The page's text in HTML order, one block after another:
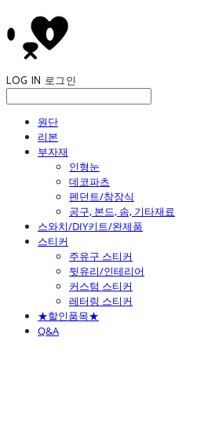
LOG IN 로그인
원단
리본
부자재
인형눈
데코파츠
펜던트/참장식
공구, 본드, 솜, 기타재료
스와치/DIY키트/완제품
스티커
주유구 스티커
뒷유리/인테리어
커스텀 스티커
레터링 스티커
★할인품목★
Q&A